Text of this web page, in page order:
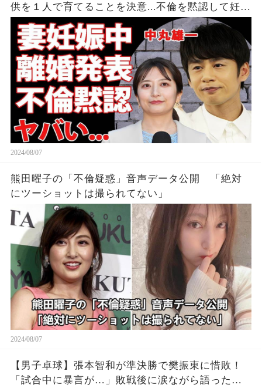
供を１人で育てることを決意...不倫を黙認して妊娠
を発表しなかった裏側に涙が零れ落ちた...『KAT-
TUN』亀梨和也の怒りの本音がヤバすぎた...
2024/08/07
熊田曜子の「不倫疑惑」音声データ公開 「絶対
にツーショットは撮られてない」
2024/08/07
【男子卓球】張本智和が準決勝で樊振東に惜敗！
「試合中に暴言が…」敗戦後に涙ながら語った中